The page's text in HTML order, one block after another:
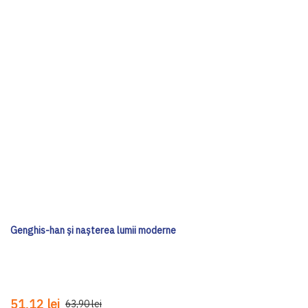
Genghis-han și nașterea lumii moderne
51,12 lei 63,90 lei